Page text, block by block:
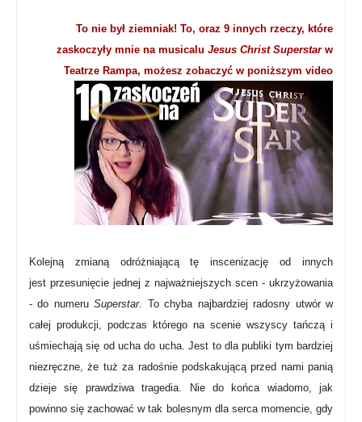
To nie był ziemniak! To, oraz 9 innych rzeczy, które
zaskoczyły mnie na musicalu Jesus Christ Superstarw
Teatrze Rampa, możesz zobaczyć w poniższym video
Kolejną zmianą odróżniającą tę inscenizację od innych
jest przesunięcie jednej z najważniejszych scen - ukrzyżowania
- do numeruSuperstar. To chyba najbardziej radosny utwór w
całej produkcji, podczas którego na scenie wszyscy tańczą i
uśmiechają się od ucha do ucha. Jest to dla publiki tym bardziej
niezręczne, że tuż za radośnie podskakującą przed nami panią
dzieje się prawdziwa tragedia. Nie do końca wiadomo, jak
powinno się zachować w tak bolesnym dla serca momencie, gdy